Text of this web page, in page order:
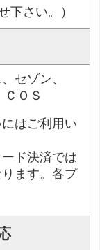
下さい。）
セゾン、
ＣＯＳ
はご利用い
ド決済では
ます。各プ